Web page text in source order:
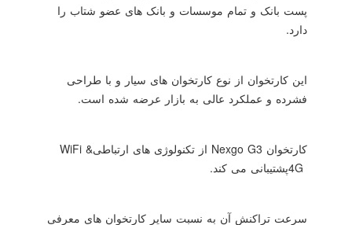
پست بانک و تمام موسسات و بانک های عضو شتاب را
دارد.
این کارتخوان از نوع کارتخوان های سیار و با طراحی
فشرده و عملکرد عالی به بازار عرضه شده است.
کارتخوان Nexgo G3 از تکنولوژی های ارتباطیWiFi &
4Gپشتیبانی می کند.
سرعت تراکنش آن به نسبت سایر کارتخوان های معرفی